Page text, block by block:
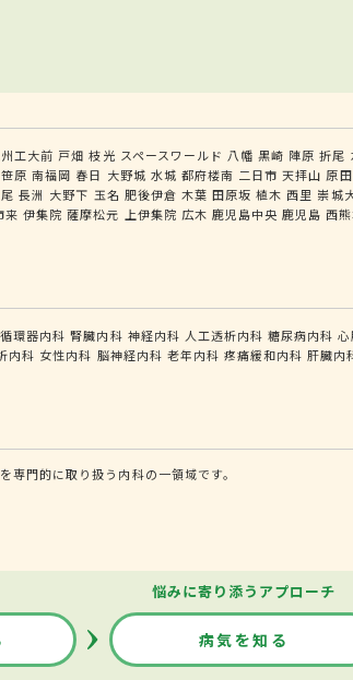
工大前 戸畑 枝光 スペースワールド 八幡 黒崎 陣原 折尾
笹原 南福岡 春日 大野城 水城 都府楼南 二日市 天拝山 原田
長洲 大野下 玉名 肥後伊倉 木葉 田原坂 植木 西里 崇城
来 伊集院 薩摩松元 上伊集院 広木 鹿児島中央 鹿児島 西
循環器内科 腎臓内科 神経内科 人工透析内科 糖尿病内科
内科 女性内科 脳神経内科 老年内科 疼痛緩和内科 肝臓内
門的に取り扱う内科の一領域です。
悩みに寄り添うアプローチ
病気を知る